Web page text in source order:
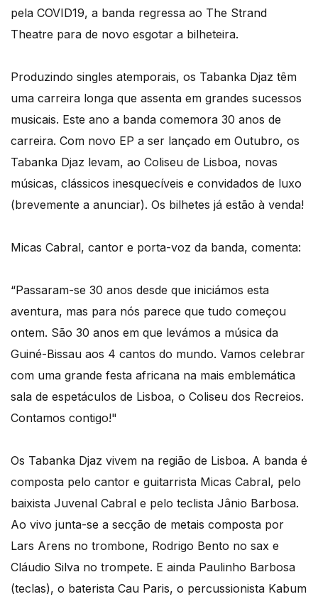
pela COVID19, a banda regressa ao The Strand
Theatre para de novo esgotar a bilheteira.
Produzindo singles atemporais, os Tabanka Djaz têm
uma carreira longa que assenta em grandes sucessos
musicais. Este ano a banda comemora 30 anos de
carreira. Com novo EP a ser lançado em Outubro, os
Tabanka Djaz levam, ao Coliseu de Lisboa, novas
músicas, clássicos inesquecíveis e convidados de luxo
(brevemente a anunciar). Os bilhetes já estão à venda!
Micas Cabral, cantor e porta-voz da banda, comenta:
“Passaram-se 30 anos desde que iniciámos esta
aventura, mas para nós parece que tudo começou
ontem. São 30 anos em que levámos a música da
Guiné-Bissau aos 4 cantos do mundo. Vamos celebrar
com uma grande festa africana na mais emblemática
sala de espetáculos de Lisboa, o Coliseu dos Recreios.
Contamos contigo!"
Os Tabanka Djaz vivem na região de Lisboa. A banda é
composta pelo cantor e guitarrista Micas Cabral, pelo
baixista Juvenal Cabral e pelo teclista Jânio Barbosa.
Ao vivo junta-se a secção de metais composta por
Lars Arens no trombone, Rodrigo Bento no sax e
Cláudio Silva no trompete. E ainda Paulinho Barbosa
(teclas), o baterista Cau Paris, o percussionista Kabum